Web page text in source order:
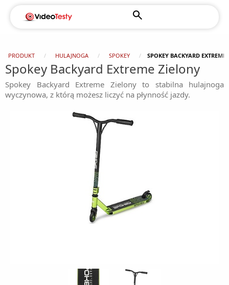
PRODUKT HULAJNOGA SPOKEY SPOKEY BACKYARD EXTREME
Spokey Backyard Extreme Zielony
Spokey Backyard Extreme Zielony to stabilna hulajnoga
wyczynowa, z którą możesz liczyć na płynność jazdy.